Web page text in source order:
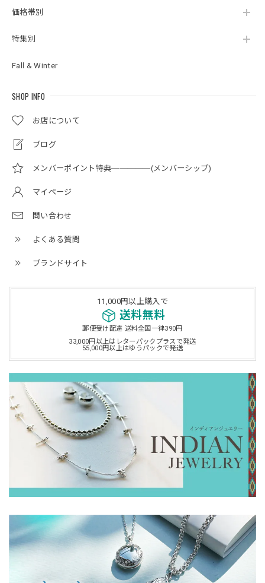
価格帯別
特集別
Fall & Winter
SHOP INFO
お店について
ブログ
メンバーポイント特典─────(メンバーシップ)
マイページ
問い合わせ
よくある質問
ブランドサイト
11,000円以上購入で
送料無料
郵便受け配達 送料全国一律390円
33,000円以上はレターパックプラスで発送
55,000円以上はゆうパックで発送